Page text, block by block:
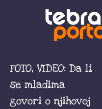
FOTO, VIDEO: Da li
se mladima
govori o njihovoj